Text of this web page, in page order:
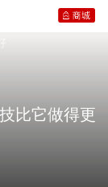
比它做得更